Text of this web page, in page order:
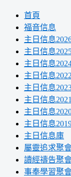
首頁
福音信息
主日信息
主日信息
主日信息
主日信息2022
主日信息
主日信息2021
主日信息
主日信息
主日信息庫
屬靈追求聚
讀經禱告聚
事奉學習聚